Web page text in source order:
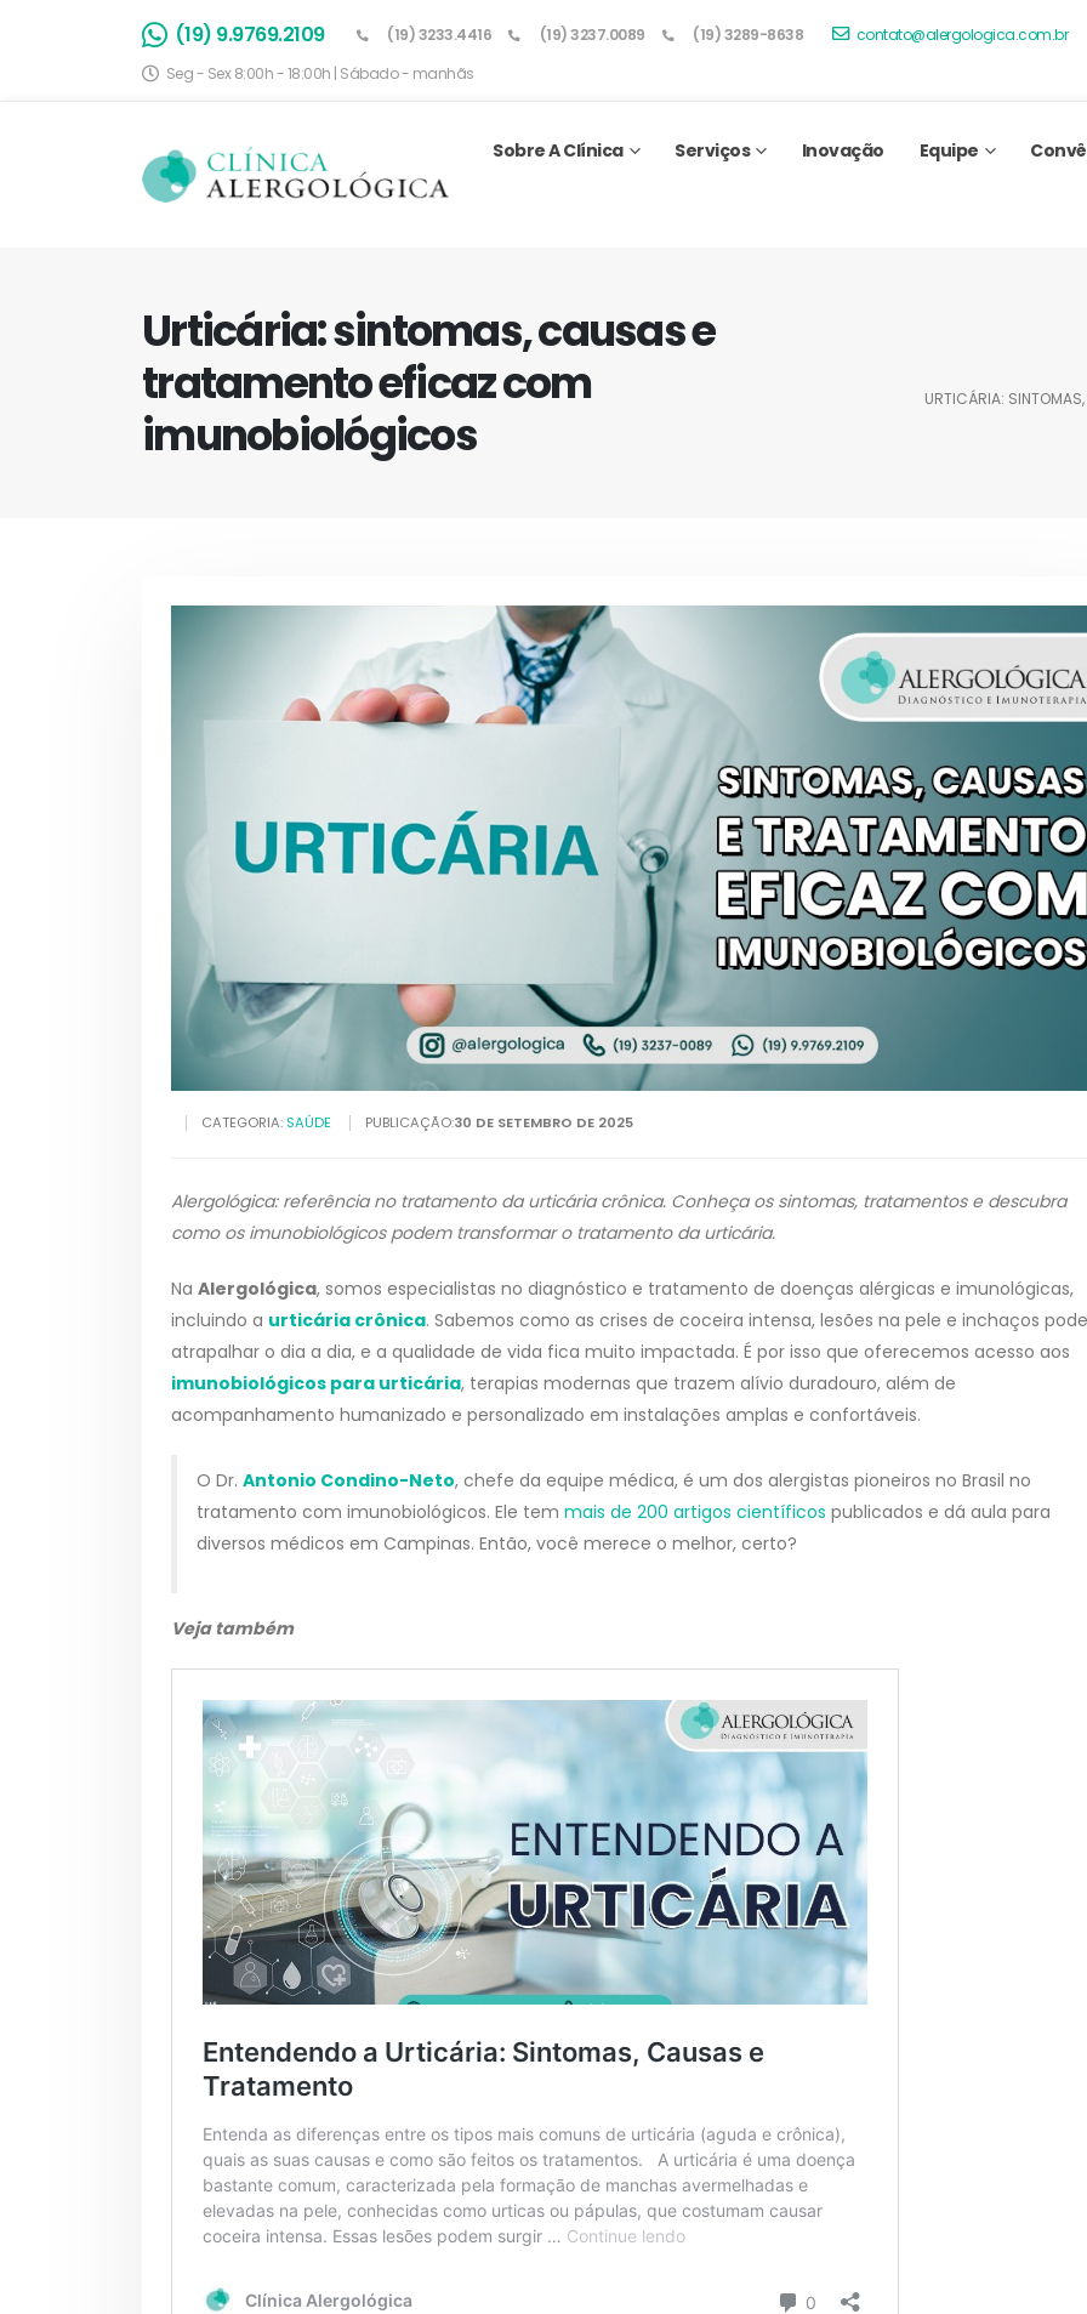
(19) 9.9769.2109 (19) 3233.4416 (19) 3237.0089 (19) 3289-8638
contato@alergologica.com.br
Seg - Sex 8:00h - 18:00h | Sábado - manhãs
Sobre A Clínica Serviços Inovação Equipe
Urticária: sintomas, causas e
tratamento eficaz com
imunobiológicos
URTICÁRIA:
CATEGORIA: SAÚDE PUBLICAÇÃO:30 DE SETEMBRO DE 2025
Alergológica: referência no tratamento da urticária crônica. Conheça os sintomas, tratamentos e descubra
como os imunobiológicos podem transformar o tratamento da urticária.
Na Alergológica, somos especialistas no diagnóstico e tratamento de doenças alérgicas e imunológicas,
incluindo a urticária crônica. Sabemos como as crises de coceira intensa, lesões na pele e inchaços
atrapalhar o dia a dia, e a qualidade de vida fica muito impactada. É por isso que oferecemos acesso aos
imunobiológicos para urticária, terapias modernas que trazem alívio duradouro, além de
acompanhamento humanizado e personalizado em instalações amplas e confortáveis.
O Dr. Antonio Condino-Neto, chefe da equipe médica, é um dos alergistas pioneiros no Brasil no
tratamento com imunobiológicos. Ele tem mais de 200 artigos científicos publicados e dá aula para
diversos médicos em Campinas. Então, você merece o melhor, certo?
Veja também